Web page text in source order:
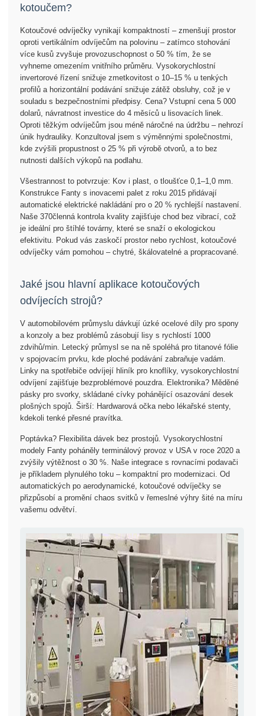
kotoučem?
Kotoučové odvíječky vynikají kompaktností – zmenšují prostor
oproti vertikálním odvíječům na polovinu – zatímco stohování
více kusů zvyšuje provozuschopnost o 50 % tím, že se
vyhneme omezením vnitřního průměru. Vysokorychlostní
invertorové řízení snižuje zmetkovitost o 10–15 % u tenkých
profilů a horizontální podávání snižuje zátěž obsluhy, což je v
souladu s bezpečnostními předpisy. Cena? Vstupní cena 5 000
dolarů, návratnost investice do 4 měsíců u lisovacích linek.
Oproti těžkým odvíječům jsou méně náročné na údržbu – nehrozí
únik hydrauliky. Konzultoval jsem s výměnnými společnostmi,
kde zvýšili propustnost o 25 % při výrobě otvorů, a to bez
nutnosti dalších výkopů na podlahu.
Všestrannost to potvrzuje: Kov i plast, o tloušťce 0,1–1,0 mm.
Konstrukce Fanty s inovacemi palet z roku 2015 přidávají
automatické elektrické nakládání pro o 20 % rychlejší nastavení.
Naše 370členná kontrola kvality zajišťuje chod bez vibrací, což
je ideální pro štíhlé továrny, které se snaží o ekologickou
efektivitu. Pokud vás zaskočí prostor nebo rychlost, kotoučové
odvíječky vám pomohou – chytré, škálovatelné a propracované.
Jaké jsou hlavní aplikace kotoučových
odvíjecích strojů?
V automobilovém průmyslu dávkují úzké ocelové díly pro spony
a konzoly a bez problémů zásobují lisy s rychlostí 1000
zdvihů/min. Letecký průmysl se na ně spoléhá pro titanové fólie
v spojovacím prvku, kde ploché podávání zabraňuje vadám.
Linky na spotřebiče odvíjejí hliník pro knoflíky, vysokorychlostní
odvíjení zajišťuje bezproblémové pouzdra. Elektronika? Měděné
pásky pro svorky, skládané cívky pohánějící osazování desek
plošných spojů. Širší: Hardwarová očka nebo lékařské stenty,
kdekoli tenké přesné pravítka.
Poptávka? Flexibilita dávek bez prostojů. Vysokorychlostní
modely Fanty poháněly terminálový provoz v USA v roce 2020 a
zvýšily výtěžnost o 30 %. Naše integrace s rovnacími podavači
je příkladem plynulého toku – kompaktní pro modernizaci. Od
automatických po aerodynamické, kotoučové odvíječky se
přizpůsobí a promění chaos svitků v řemeslné výhry šité na míru
vašemu odvětví.